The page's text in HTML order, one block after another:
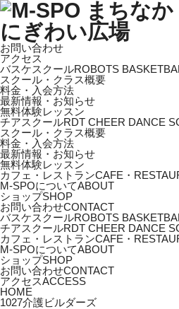
お問い合わせ
アクセス
バスケスクールROBOTS
スクール・クラス概要
料金・入会方法
最新情報・お知らせ
無料体験レッスン
チアスクールRDT CHEER DANCE
スクール・クラス概要
料金・入会方法
最新情報・お知らせ
無料体験レッスン
カフェ・レストランCAFE・
M-SPOについてABOUT
ショップSHOP
お問い合わせCONTACT
バスケスクールROBOTS
チアスクールRDT CHEER DANCE
カフェ・レストランCAFE・
M-SPOについてABOUT
ショップSHOP
お問い合わせCONTACT
アクセスACCESS
HOME
1027介護ビルダーズ